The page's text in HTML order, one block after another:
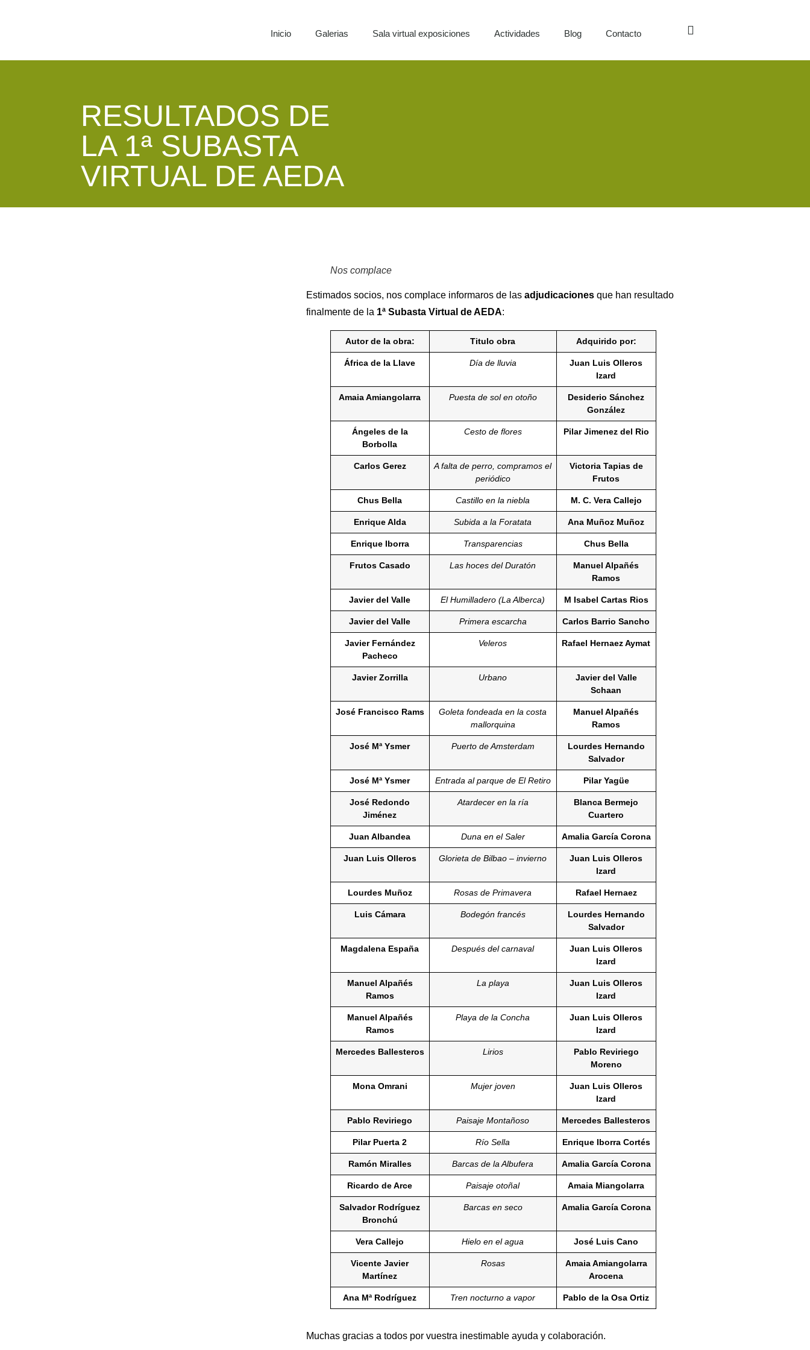
Inicio Galerias Sala virtual exposiciones Actividades Blog Contacto
RESULTADOS DE
LA 1ª SUBASTA
VIRTUAL DE AEDA
Nos complace
Estimados socios, nos complace informaros de las adjudicacionesque han resultado
finalmente de la 1ª Subasta Virtual de AEDA:
Autor de la obra: Titulo obra Adquirido por:
África de la Llave Día de lluvia
Juan Luis Olleros
Izard
Amaia Amiangolarra Puesta de sol en otoño
Desiderio Sánchez
González
Ángeles de la
Borbolla
Cesto de flores Pilar Jimenez del Rio
Carlos Gerez
A falta de perro, compramos el
periódico
Victoria Tapias de
Frutos
Chus Bella Castillo en la niebla M. C. Vera Callejo
Enrique Alda Subida a la Foratata Ana Muñoz Muñoz
Enrique Iborra Transparencias Chus Bella
Frutos Casado Las hoces del Duratón
Manuel Alpañés
Ramos
Javier del Valle El Humilladero (La Alberca) M Isabel Cartas Rios
Javier del Valle Primera escarcha Carlos Barrio Sancho
Javier Fernández
Pacheco
Veleros Rafael Hernaez Aymat
Javier Zorrilla Urbano
Javier del Valle
Schaan
José Francisco Rams
Goleta fondeada en la costa
mallorquina
Manuel Alpañés
Ramos
José Mª Ysmer Puerto de Amsterdam
Lourdes Hernando
Salvador
José Mª Ysmer Entrada al parque de El Retiro Pilar Yagüe
José Redondo
Jiménez
Atardecer en la ría
Blanca Bermejo
Cuartero
Juan Albandea Duna en el Saler Amalia García Corona
Juan Luis Olleros Glorieta de Bilbao – invierno
Juan Luis Olleros
Izard
Lourdes Muñoz Rosas de Primavera Rafael Hernaez
Luis Cámara Bodegón francés
Lourdes Hernando
Salvador
Magdalena España Después del carnaval
Juan Luis Olleros
Izard
Manuel Alpañés
Ramos
La playa
Juan Luis Olleros
Izard
Manuel Alpañés
Ramos
Playa de la Concha
Juan Luis Olleros
Izard
Mercedes Ballesteros Lirios
Pablo Reviriego
Moreno
Mona Omrani Mujer joven
Juan Luis Olleros
Izard
Pablo Reviriego Paisaje Montañoso Mercedes Ballesteros
Pilar Puerta 2 Río Sella Enrique Iborra Cortés
Ramón Miralles Barcas de la Albufera Amalia García Corona
Ricardo de Arce Paisaje otoñal Amaia Miangolarra
Salvador Rodríguez
Bronchú
Barcas en seco Amalia García Corona
Vera Callejo Hielo en el agua José Luis Cano
Vicente Javier
Martínez
Rosas
Amaia Amiangolarra
Arocena
Ana Mª Rodríguez Tren nocturno a vapor Pablo de la Osa Ortiz
Muchas gracias a todos por vuestra inestimable ayuda y colaboración.